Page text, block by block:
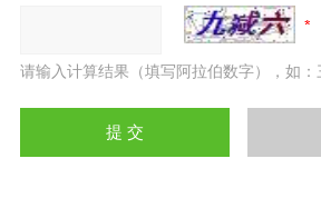
请输入计算结果（填写阿拉伯数字），如：